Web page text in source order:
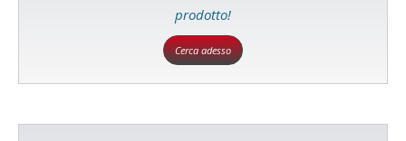
prodotto!
Cerca adesso